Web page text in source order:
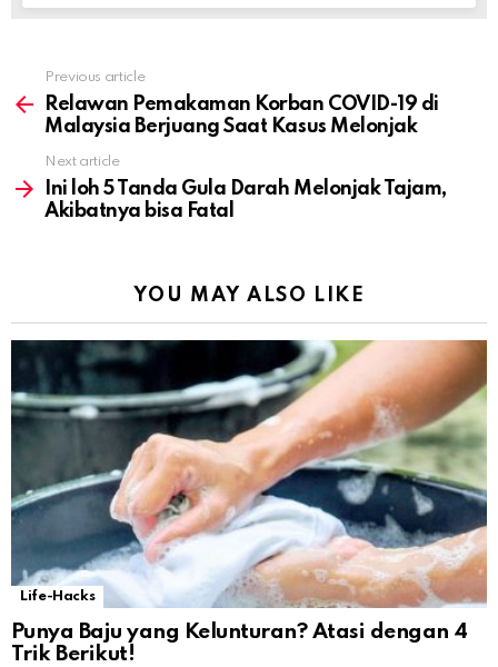
more
Previous article
Relawan Pemakaman Korban COVID-19 di
Malaysia Berjuang Saat Kasus Melonjak
Next article
Ini loh 5 Tanda Gula Darah Melonjak Tajam,
Akibatnya bisa Fatal
YOU MAY ALSO LIKE
Life-Hacks
Punya Baju yang Kelunturan? Atasi dengan 4
Trik Berikut!